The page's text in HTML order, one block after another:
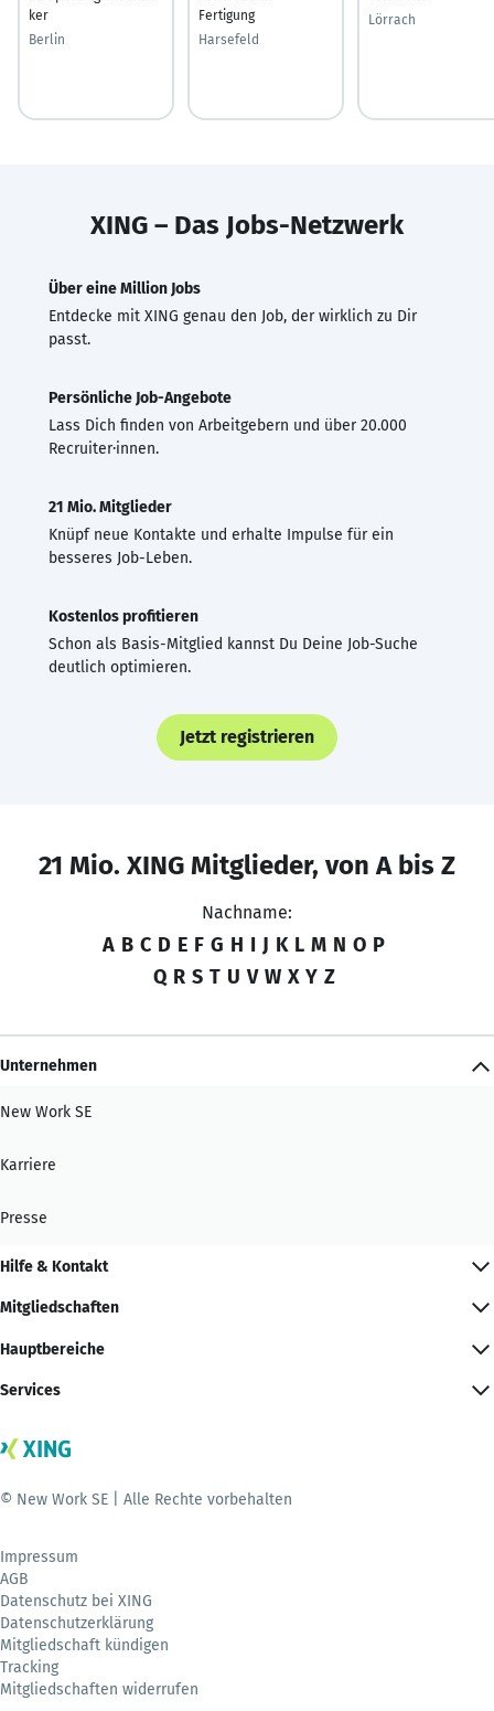
ker
Berlin
Fertigung
Harsefeld
Lörrach
XING – Das Jobs-Netzwerk
Über eine Million Jobs
Entdecke mit XING genau den Job, der wirklich zu Dir
passt.
Persönliche Job-Angebote
Lass Dich finden von Arbeitgebern und über 20.000
Recruiter·innen.
21 Mio. Mitglieder
Knüpf neue Kontakte und erhalte Impulse für ein
besseres Job-Leben.
Kostenlos profitieren
Schon als Basis-Mitglied kannst Du Deine Job-Suche
deutlich optimieren.
Jetzt registrieren
21 Mio. XING Mitglieder, von A bis Z
Nachname:
A B C D E F G H I J K L M N O P
Q R S T U V W X Y Z
Unternehmen
New Work SE
Karriere
Presse
Hilfe & Kontakt
Mitgliedschaften
Hauptbereiche
Services
© New Work SE | Alle Rechte vorbehalten
Impressum
AGB
Datenschutz bei XING
Datenschutzerklärung
Mitgliedschaft kündigen
Tracking
Mitgliedschaften widerrufen